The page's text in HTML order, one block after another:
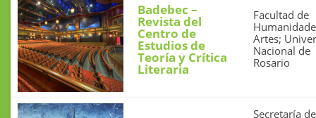
Badebec –
Revista del
Centro de
Estudios de
Teoría y Crítica
Literaria
Facultad de
Artes;
Nacional de
Rosario
Secretaría de